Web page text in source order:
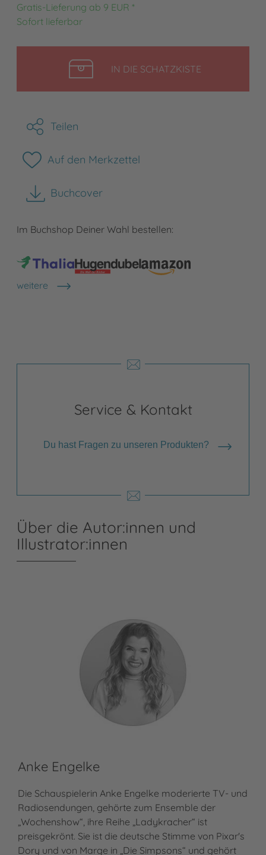
Gratis-Lieferung ab 9 EUR *
Sofort lieferbar
IN DIE SCHATZKISTELEGEN
Teilen
Auf den Merkzettel
Buchcover
herunterladen
Im Buchshop Deiner Wahl bestellen:
weitere
Shops anzeigen
Service & Kontakt
Du hast Fragen zu unseren Produkten?
Über die Autor:innen und
Illustrator:innen
Anke Engelke
Die Schauspielerin Anke Engelke moderierte TV- und
Radiosendungen, gehörte zum Ensemble der
„Wochenshow“, ihre Reihe „Ladykracher“ ist
preisgekrönt. Sie ist die deutsche Stimme von Pixar's
Dory und von Marge in „Die Simpsons“ und gehört